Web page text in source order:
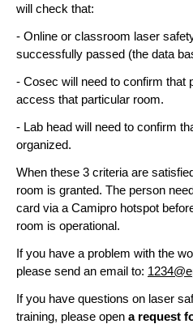
will check that:
- Online or classroom laser
successfully passed (the data
- Cosec will need to confirm that
access that particular room.
- Lab head will need to confirm
organized.
When these 3 criteria are
room is granted. The person
card via a Camipro hotspot
room is operational.
If you have a problem with the
please send an email to:
If you have questions on laser
training, please open a request